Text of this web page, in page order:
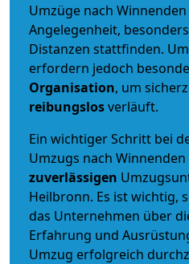
Umzüge nach
Angelegenheit,
Distanzen stattfinden.
erfordern jedoch
Organisation, um
reibungslosverläuft.
Ein wichtiger Schritt bei
Umzugs nach
zuverlässigen
Heilbronn. Es ist wichtig,
das Unternehmen über
Erfahrung und
Umzug erfolgreich